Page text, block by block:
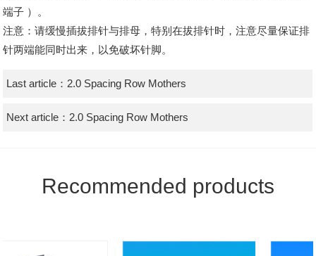
端子 ）。
注意：请缓慢插拔排针与排母，特别在拔排针时，注意尽量保证排
针两端能同时出来，以免破坏针脚。
Last article： 2.0 Spacing Row Mothers
Next article： 2.0 Spacing Row Mothers
Recommended products